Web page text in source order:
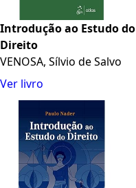
Introdução ao Estudo do
Direito
VENOSA, Sílvio de Salvo
Ver livro